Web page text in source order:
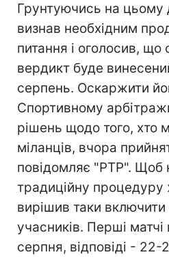
Грунтуючись на цьому
визнав необхідним
питання і оголосив, що
вердикт буде
серпень. Оскаржити
Спортивному
рішень щодо того, хто
міланців, вчора
повідомляє "РТР". Щоб
традиційну
вирішив таки включити
учасників. Перші
серпня, відповіді -